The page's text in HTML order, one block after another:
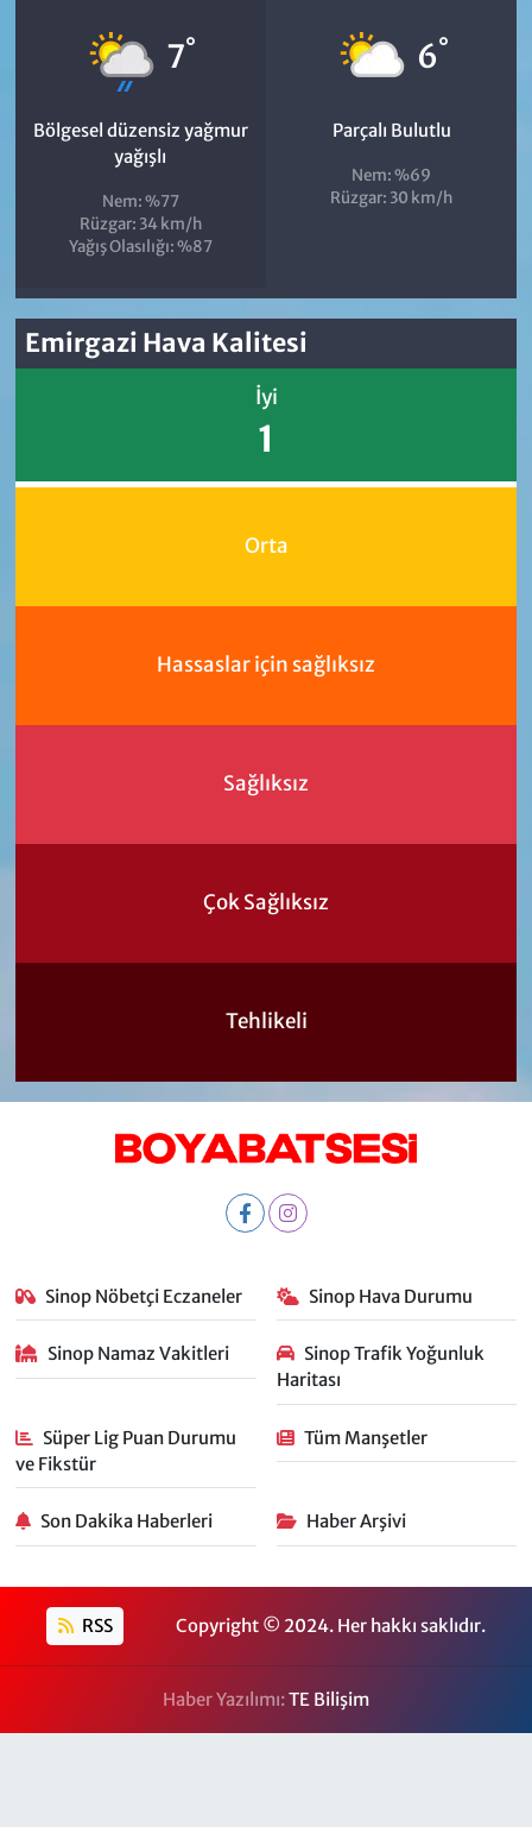
7°
Bölgesel düzensiz yağmur
yağışlı
Nem: %77
Rüzgar: 34 km/h
Yağış Olasılığı: %87
6°
Parçalı Bulutlu
Nem: %69
Rüzgar: 30 km/h
Emirgazi Hava Kalitesi
İyi
1
Orta
Hassaslar için sağlıksız
Sağlıksız
Çok Sağlıksız
Tehlikeli
Sinop Nöbetçi Eczaneler Sinop Hava Durumu
Sinop Namaz Vakitleri
Sinop Trafik Yoğunluk
Haritası
Süper Lig Puan Durumu
ve Fikstür
Tüm Manşetler
Son Dakika Haberleri Haber Arşivi
RSS Copyright © 2024. Her hakkı saklıdır.
Haber Yazılımı:TE Bilişim